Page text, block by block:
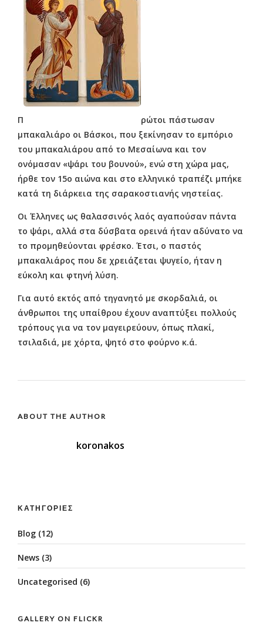
Π
ρώτοι πάστωσαν
μπακαλιάρο οι Βάσκοι, που ξεκίνησαν το εμπόριο
του μπακαλιάρου από το Μεσαίωνα και τον
ονόμασαν «ψάρι του βουνού», ενώ στη χώρα μας,
ήρθε τον 15ο αιώνα και στο ελληνικό τραπέζι μπήκε
κατά τη διάρκεια της σαρακοστιανής νηστείας.
Οι Έλληνες ως θαλασσινός λαός αγαπούσαν πάντα
το ψάρι, αλλά στα δύσβατα ορεινά ήταν αδύνατο να
το προμηθεύονται φρέσκο. Έτσι, ο παστός
μπακαλιάρος που δε χρειάζεται ψυγείο, ήταν η
εύκολη και φτηνή λύση.
Για αυτό εκτός από τηγανητό με σκορδαλιά, οι
άνθρωποι της υπαίθρου έχουν αναπτύξει πολλούς
τρόπους για να τον μαγειρεύουν, όπως πλακί,
τσιλαδιά, με χόρτα, ψητό στο φούρνο κ.ά.
ABOUT THE AUTHOR
koronakos
ΚΑΤΗΓΟΡΊΕΣ
Blog (12)
News (3)
Uncategorised (6)
GALLERY ON FLICKR